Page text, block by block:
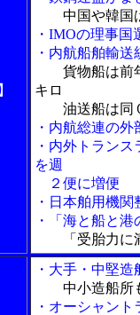
中国や韓国
・IMOの理事
・内航船舶輸送
貨物船は前
キロ
油送船は同０
・内航総連の
・内外トラン
を週
２便に増便
・日本舶用機
・「海と船と
「受胎力に
・大手・中堅
中小造船所
・オーシャン